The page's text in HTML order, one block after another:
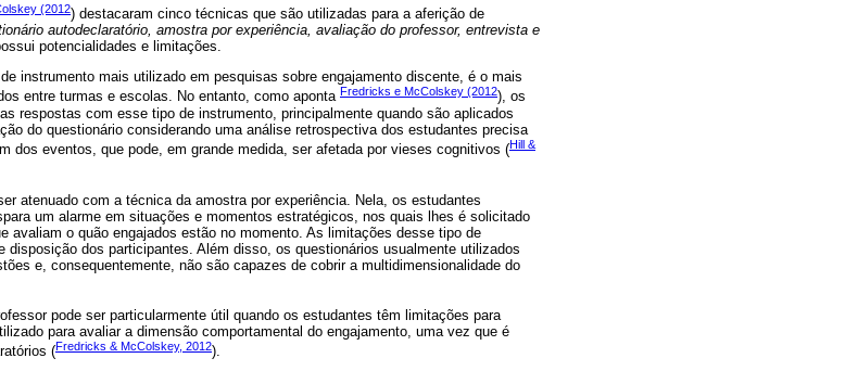
(2012) destacaram cinco técnicas que são utilizadas para a aferição de
autodeclaratório, amostra por experiência, avaliação do professor, entrevista e
potencialidades e limitações.
instrumento mais utilizado em pesquisas sobre engajamento discente, é o mais
entre turmas e escolas. No entanto, como aponta Fredricks e McColskey (2012), os
respostas com esse tipo de instrumento, principalmente quando são aplicados
do questionário considerando uma análise retrospectiva dos estudantes precisa
dos eventos, que pode, em grande medida, ser afetada por vieses cognitivos (Hill &
atenuado com a técnica da amostra por experiência. Nela, os estudantes
um alarme em situações e momentos estratégicos, nos quais lhes é solicitado
avaliam o quão engajados estão no momento. As limitações desse tipo de
dos participantes. Além disso, os questionários usualmente utilizados
e, consequentemente, não são capazes de cobrir a multidimensionalidade do
pode ser particularmente útil quando os estudantes têm limitações para
para avaliar a dimensão comportamental do engajamento, uma vez que é
(Fredricks & McColskey, 2012).